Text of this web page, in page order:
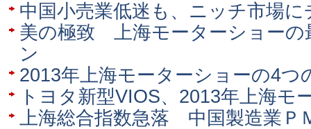
中国小売業低迷も、ニッチ市場
美の極致 上海モーターショーの
ン
2013年上海モーターショーの4つ
トヨタ新型VIOS、2013年上海モ
上海総合指数急落 中国製造業Ｐ